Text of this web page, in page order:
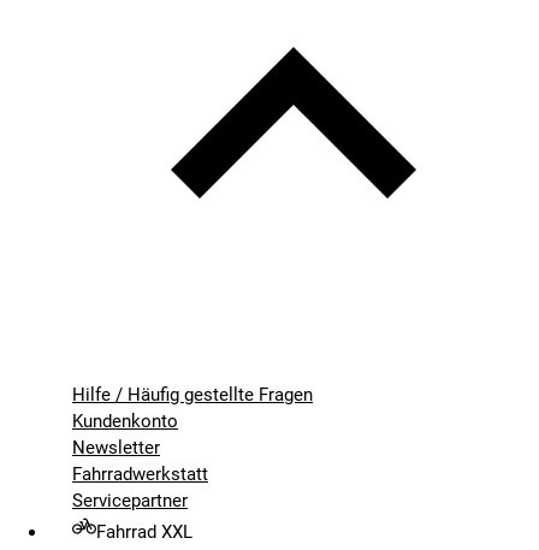
Hilfe / Häufig gestellte Fragen
Kundenkonto
Newsletter
Fahrradwerkstatt
Servicepartner
Fahrrad XXL